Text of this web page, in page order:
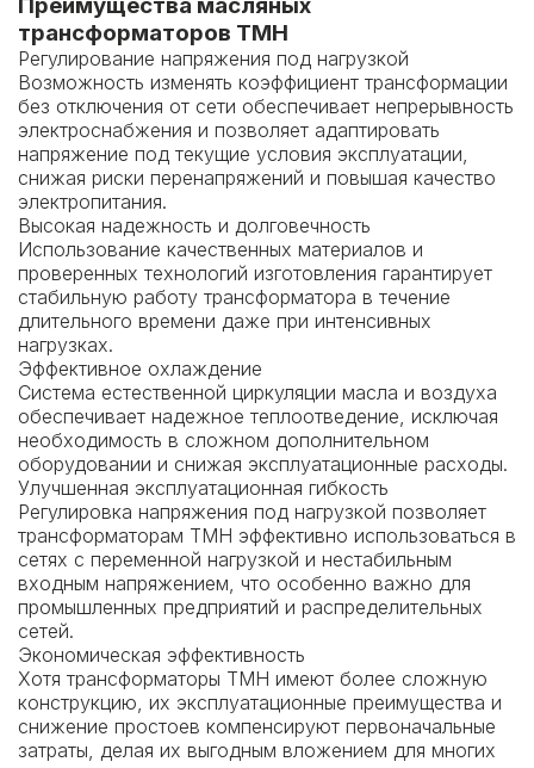
трансформаторов ТМН
Регулирование напряжения под нагрузкой
Возможность изменять коэффициент трансформации
без отключения от сети обеспечивает непрерывность
электроснабжения и позволяет адаптировать
напряжение под текущие условия эксплуатации,
снижая риски перенапряжений и повышая качество
электропитания.
Высокая надежность и долговечность
Использование качественных материалов и
проверенных технологий изготовления гарантирует
стабильную работу трансформатора в течение
длительного времени даже при интенсивных
нагрузках.
Эффективное охлаждение
Система естественной циркуляции масла и воздуха
обеспечивает надежное теплоотведение, исключая
необходимость в сложном дополнительном
оборудовании и снижая эксплуатационные расходы.
Улучшенная эксплуатационная гибкость
Регулировка напряжения под нагрузкой позволяет
трансформаторам ТМН эффективно использоваться в
сетях с переменной нагрузкой и нестабильным
входным напряжением, что особенно важно для
промышленных предприятий и распределительных
сетей.
Экономическая эффективность
Хотя трансформаторы ТМН имеют более сложную
конструкцию, их эксплуатационные преимущества и
снижение простоев компенсируют первоначальные
затраты, делая их выгодным вложением для многих